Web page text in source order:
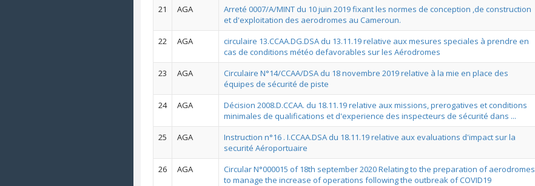
21 AGA
Arreté 0007/A/MINT du 10 juin 2019 fixant les normes de conception ,de construction
et d'exploitation des aerodromes au Cameroun.
22 AGA
circulaire 13.CCAA.DG.DSA du 13.11.19 relative aux mesures speciales à prendre en
cas de conditions météo defavorables sur les Aérodromes
23 AGA
Circulaire N°14/CCAA/DSA du 18 novembre 2019 relative à la mie en place des
équipes de sécurité de piste
24 AGA
Décision 2008.D.CCAA. du 18.11.19 relative aux missions, prerogatives et conditions
minimales de qualifications et d'experience des inspecteurs de sécurité dans ...
25 AGA
Instruction n°16 . I.CCAA.DSA du 18.11.19 relative aux evaluations d'impact sur la
securité Aéroportuaire
26 AGA
Circular N°000015 of 18th september 2020 Relating to the preparation of aerodromes
to manage the increase of operations following the outbreak of COVID19